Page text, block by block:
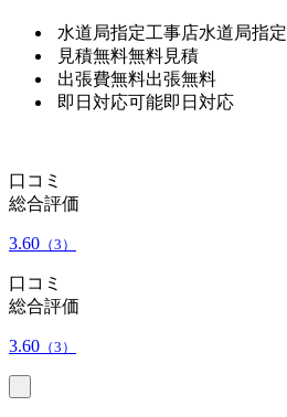
水道局指定工事店水道局指定
見積無料無料見積
出張費無料出張無料
即日対応可能即日対応
口コミ
総合評価
3.60 （3）
口コミ
総合評価
3.60 （3）